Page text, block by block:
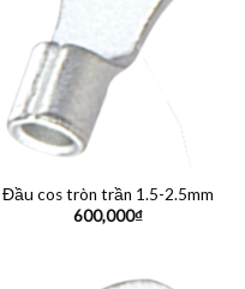
Đầu cos tròn trần 1.5-2.5mm
600,000₫